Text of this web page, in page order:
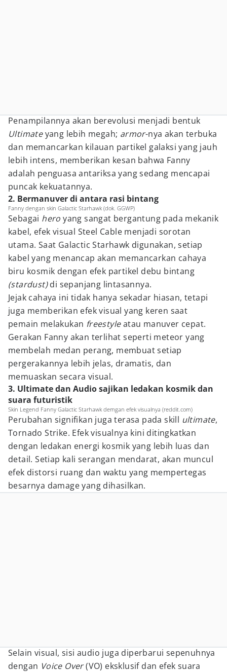
Penampilannya akan berevolusi menjadi bentuk
Ultimateyang lebih megah; armor-nya akan terbuka
dan memancarkan kilauan partikel galaksi yang jauh
lebih intens, memberikan kesan bahwa Fanny
adalah penguasa antariksa yang sedang mencapai
puncak kekuatannya.
2. Bermanuver di antara rasi bintang
Fanny dengan skin Galactic Starhawk (dok. GGWP)
Sebagai hero yang sangat bergantung pada mekanik
kabel, efek visual Steel Cable menjadi sorotan
utama. Saat Galactic Starhawk digunakan, setiap
kabel yang menancap akan memancarkan cahaya
biru kosmik dengan efek partikel debu bintang
(stardust)di sepanjang lintasannya.
Jejak cahaya ini tidak hanya sekadar hiasan, tetapi
juga memberikan efek visual yang keren saat
pemain melakukan freestyleatau manuver cepat.
Gerakan Fanny akan terlihat seperti meteor yang
membelah medan perang, membuat setiap
pergerakannya lebih jelas, dramatis, dan
memuaskan secara visual.
3. Ultimate dan Audio sajikan ledakan kosmik dan
suara futuristik
Skin Legend Fanny Galactic Starhawk demgan efek visualnya (reddit.com)
Perubahan signifikan juga terasa pada skill ultimate,
Tornado Strike. Efek visualnya kini ditingkatkan
dengan ledakan energi kosmik yang lebih luas dan
detail. Setiap kali serangan mendarat, akan muncul
efek distorsi ruang dan waktu yang mempertegas
besarnya damage yang dihasilkan.
Selain visual, sisi audio juga diperbarui sepenuhnya
dengan Voice Over(VO) eksklusif dan efek suara